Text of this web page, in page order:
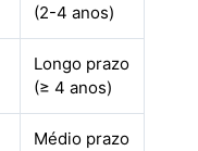
(2-4 anos)
Longo prazo
(≥ 4 anos)
Médio prazo